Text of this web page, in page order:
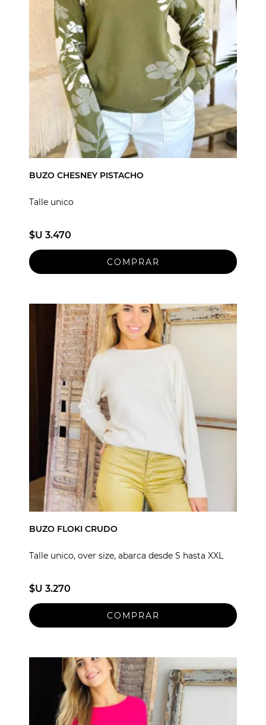
BUZO CHESNEY PISTACHO
Talle unico
$U 3.470
BUZO FLOKI CRUDO
Talle unico, over size, abarca desde S hasta XXL
$U 3.270